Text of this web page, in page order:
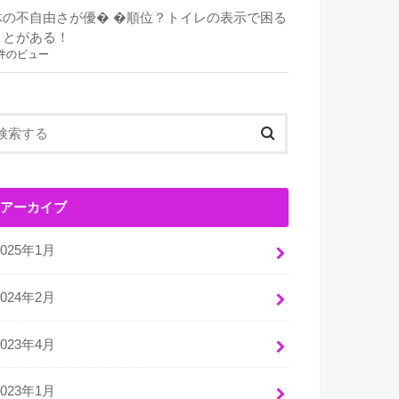
の不自由さが優� �順位？トイレの表示で困る
がある！
のビュー
アーカイブ
年1月
年2月
年4月
年1月